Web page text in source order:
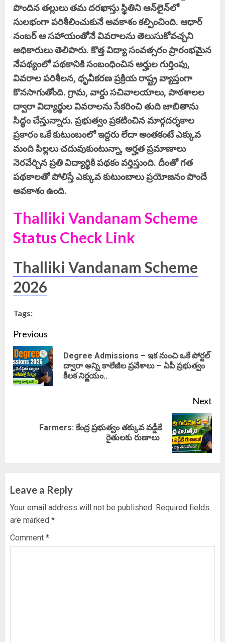
పొందిన తల్లులు తమ దరఖాస్తు స్థితిని ఆన్‌లైన్‌లో
సులభంగా పరిశీలించుకునే అవకాశం కల్పించింది. ఆధార్
నంబర్ ఆ సహాయంతోనే వివరాలను తెలుసుకోవచ్చని
అధికారులు తెలిపారు. కొత్త విద్యా సంవత్సరం ప్రారంభమైన
నేపథ్యంలో పథకానికి సంబంధించిన అర్హుల గుర్తింపు,
వివరాల పరిశీలన, ధృవీకరణ ప్రక్రియ రాష్ట్ర వ్యాప్తంగా
కొనసాగుతోంది. గ్రామ, వార్డు సచివాలయాలు, పాఠశాలల
ద్వారా విద్యార్థుల వివరాలను సేకరించి తుది జాబితాను
సిద్ధం చేస్తున్నారు. ప్రభుత్వం ప్రకటించిన మార్గదర్శకాల
ప్రకారం ఒకే కుటుంబంలో ఇద్దరు లేదా అంతకంటే ఎక్కువ
మంది పిల్లలు చదువుకుంటున్నా, అర్హత ప్రమాణాలు
నెరవేర్చిన ప్రతి విద్యార్థికి పథకం వర్తిస్తుంది. దీంతో గత
పథకాలతో పోలిస్తే ఎక్కువ కుటుంబాలు ప్రయోజనం పొందే
అవకాశం ఉంది.
Thalliki Vandanam Scheme
Status Check Link
Thalliki Vandanam Scheme
2026
Tags:
Continue
Reading
Previous
Degree Admissions – ఇక నుంచి ఒకే పోర్టల్
ద్వారా అన్ని కాలేజీల ప్రవేశాలు – ఏపీ ప్రభుత్వం
కీలక నిర్ణయం..
Next
Farmers: కేంద్ర ప్రభుత్వం తక్కువ వడ్డీకే
రైతులకు రుణాలు
Leave a Reply
Your email address will not be published. Required fields
are marked *
Comment *